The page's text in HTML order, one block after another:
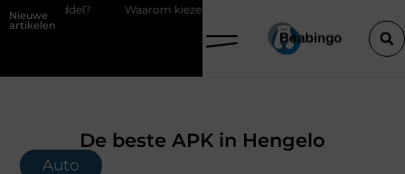
Nieuwe
artikelen
Waarom kiezen voor een boekhouder in Kortrijk bij digitaal
De beste APK in Hengelo
Auto